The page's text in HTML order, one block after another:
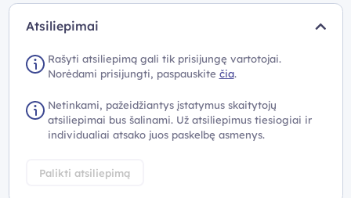
Atsiliepimai
Rašyti atsiliepimą gali tik prisijungę vartotojai.
Norėdami prisijungti, paspauskite čia.
Netinkami, pažeidžiantys įstatymus skaitytojų
atsiliepimai bus šalinami. Už atsiliepimus tiesiogiai ir
individualiai atsako juos paskelbę asmenys.
Palikti atsiliepimą